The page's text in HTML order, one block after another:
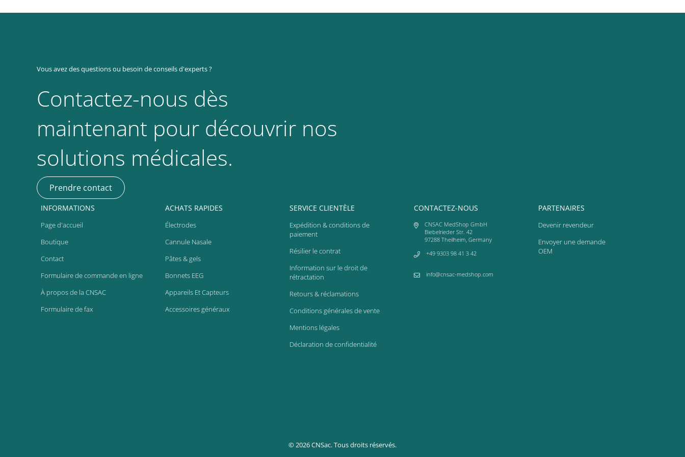
Vous avez des questions ou besoin de conseils d'experts ?
Contactez-nous dès
maintenant pour découvrir nos
solutions médicales.
Prendre contact
INFORMATIONS
Page d'accueil
Boutique
Contact
Formulaire de commande en ligne
À propos de la CNSAC
Formulaire de fax
ACHATS RAPIDES
Électrodes
Cannule Nasale
Pâtes & gels
Bonnets EEG
Appareils Et Capteurs
Accessoires généraux
SERVICE CLIENTÈLE
Expédition & conditions de
paiement
Résilier le contrat
Information sur le droit de
rétractation
Retours & réclamations
Conditions générales de vente
Mentions légales
Déclaration de confidentialité
CONTACTEZ-NOUS
CNSAC MedShop GmbH
Biebelrieder Str. 42
97288 Theilheim, Germany
+49 9303 98 41 3 42
info@cnsac-medshop.com
PARTENAIRES
Devenir revendeur
Envoyer une demande
OEM
© 2026 CNSac. Tous droits réservés.